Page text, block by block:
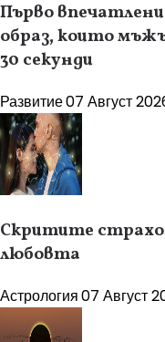
Първо
образ, които
30 секунди
Развитие07 Август
Скритите
любовта
Астрология07 Август